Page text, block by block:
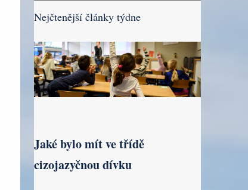
Nejčtenější články týdne
Jaké bylo mít ve třídě
cizojazyčnou dívku